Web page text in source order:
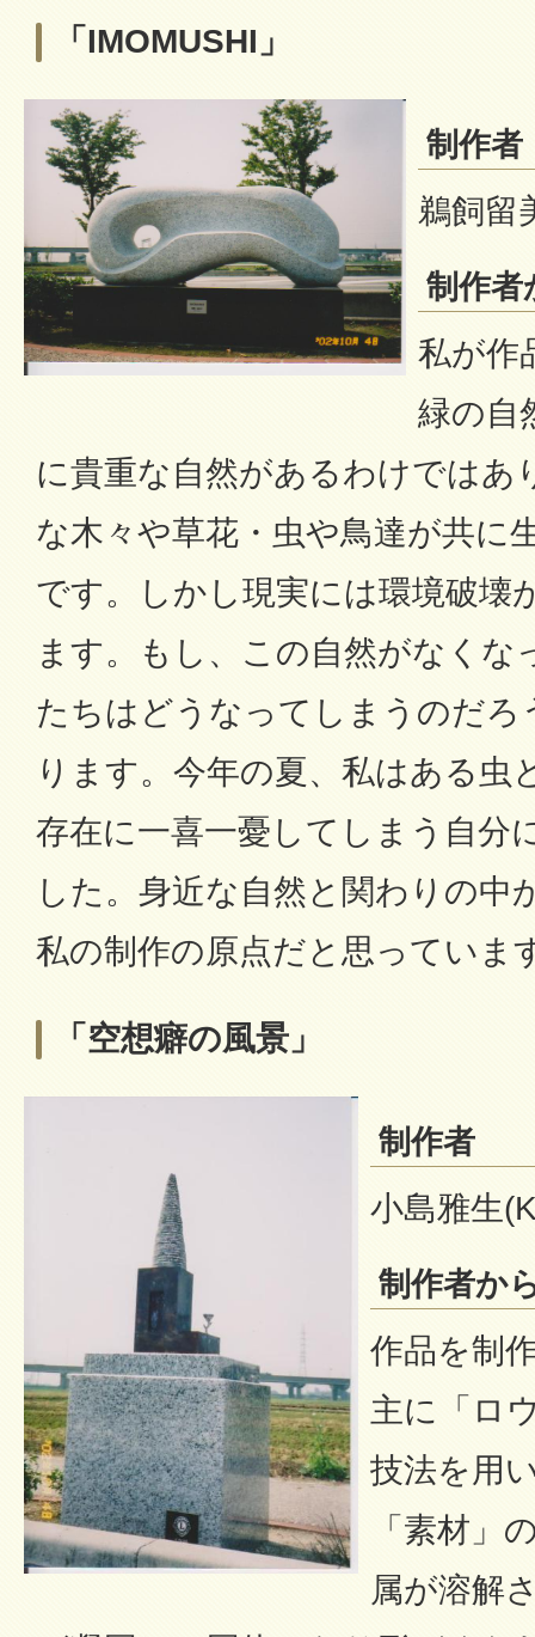
「IMOMUSHI」
制作者
鵜飼留
制作者
私が作
緑の自
に貴重な自然があるわけではあ
な木々や草花・虫や鳥達が共に
です。しかし現実には環境破壊
ます。もし、この自然がなくな
たちはどうなってしまうのだろ
ります。今年の夏、私はある虫
存在に一喜一憂してしまう自分
した。身近な自然と関わりの中
私の制作の原点だと思っていま
「空想癖の風景」
制作者
小島雅生
制作者か
作品を制
主に「ロ
技法を用
「素材」
属が溶解